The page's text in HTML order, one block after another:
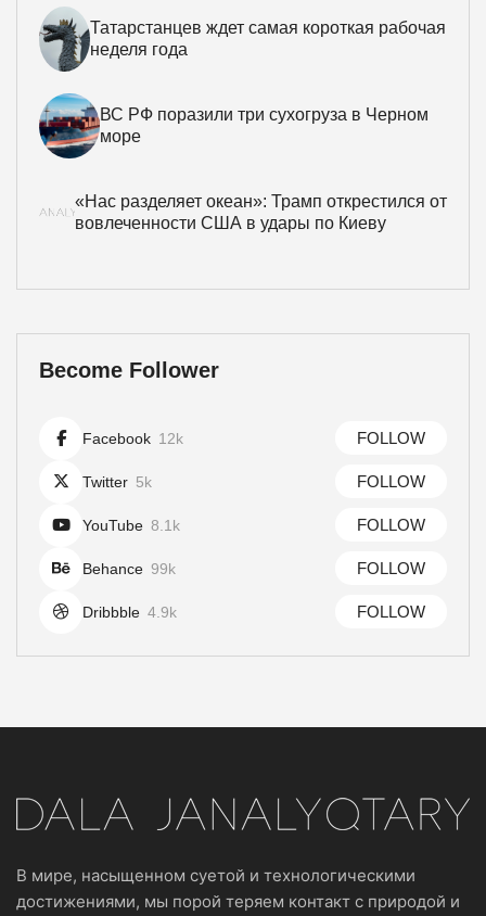
Татарстанцев ждет самая короткая рабочая
неделя года
ВС РФ поразили три сухогруза в Черном
море
«Нас разделяет океан»: Трамп открестился от
вовлеченности США в удары по Киеву
Become Follower
Facebook 12k FOLLOW
Twitter 5k FOLLOW
YouTube 8.1k FOLLOW
Behance 99k FOLLOW
Dribbble 4.9k FOLLOW
В мире, насыщенном суетой и технологическими
достижениями, мы порой теряем контакт с природой и